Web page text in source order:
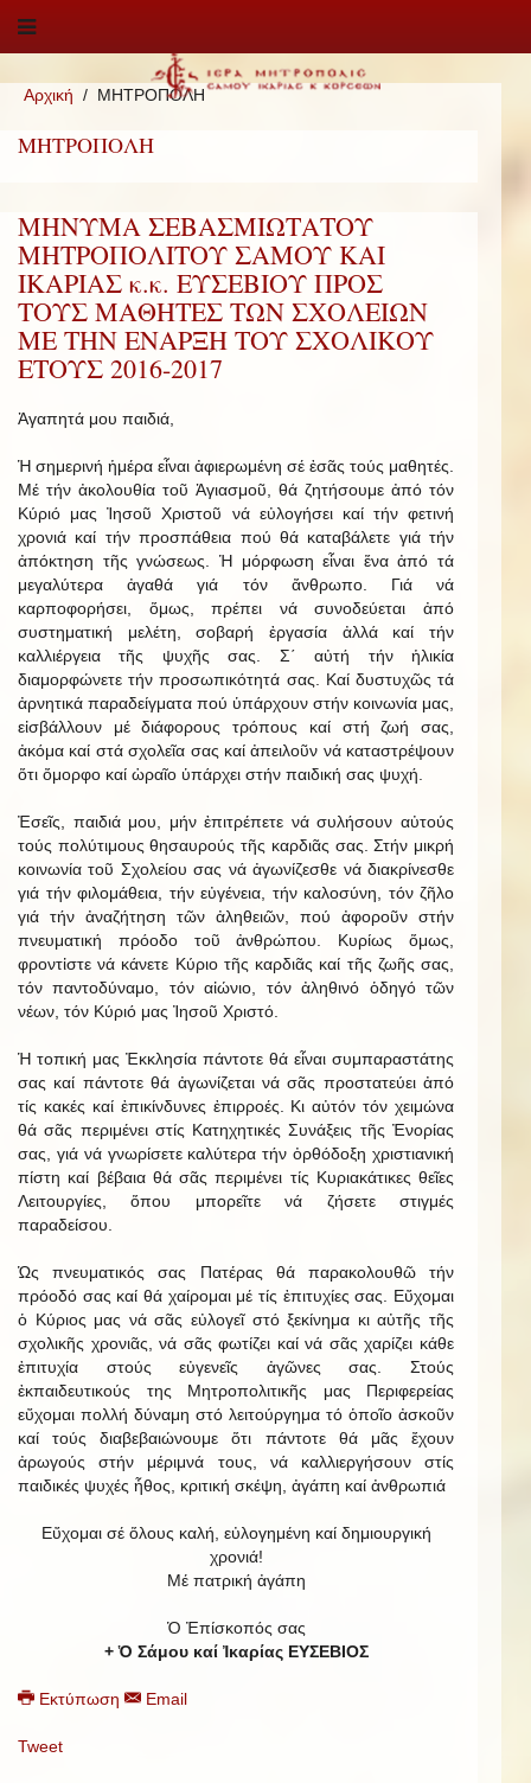
Αρχική ΜΗΤΡΟΠΟΛΗ
ΜΗΤΡΟΠΟΛΗ
ΜΗΝΥΜΑ ΣΕΒΑΣΜΙΩΤΑΤΟΥ
ΜΗΤΡΟΠΟΛΙΤΟΥ ΣΑΜΟΥ ΚΑΙ
ΙΚΑΡΙΑΣ κ.κ. ΕΥΣΕΒΙΟΥ ΠΡΟΣ
ΤΟΥΣ ΜΑΘΗΤΕΣ ΤΩΝ ΣΧΟΛΕΙΩΝ
ΜΕ ΤΗΝ ΕΝΑΡΞΗ ΤΟΥ ΣΧΟΛΙΚΟΥ
ΕΤΟΥΣ 2016-2017
Ἀγαπητά μου παιδιά,
Ἡ σημερινή ἡμέρα εἶναι ἀφιερωμένη σέ ἐσᾶς τούς μαθητές.
Μέ τήν ἀκολουθία τοῦ Ἁγιασμοῦ, θά ζητήσουμε ἀπό τόν
Κύριό μας Ἰησοῦ Χριστοῦ νά εὐλογήσει καί τήν φετινή
χρονιά καί τήν προσπάθεια πού θά καταβάλετε γιά τήν
ἀπόκτηση τῆς γνώσεως. Ἡ μόρφωση εἶναι ἕνα ἀπό τά
μεγαλύτερα ἀγαθά γιά τόν ἄνθρωπο. Γιά νά
καρποφορήσει, ὅμως, πρέπει νά συνοδεύεται ἀπό
συστηματική μελέτη, σοβαρή ἐργασία ἀλλά καί τήν
καλλιέργεια τῆς ψυχῆς σας. Σ΄ αὐτή τήν ἡλικία
διαμορφώνετε τήν προσωπικότητά σας. Καί δυστυχῶς τά
ἀρνητικά παραδείγματα πού ὑπάρχουν στήν κοινωνία μας,
εἰσβάλλουν μέ διάφορους τρόπους καί στή ζωή σας,
ἀκόμα καί στά σχολεῖα σας καί ἀπειλοῦν νά καταστρέψουν
ὅτι ὄμορφο καί ὡραῖο ὑπάρχει στήν παιδική σας ψυχή.
Ἐσεῖς, παιδιά μου, μήν ἐπιτρέπετε νά συλήσουν αὐτούς
τούς πολύτιμους θησαυρούς τῆς καρδιᾶς σας. Στήν μικρή
κοινωνία τοῦ Σχολείου σας νά ἀγωνίζεσθε νά διακρίνεσθε
γιά τήν φιλομάθεια, τήν εὐγένεια, τήν καλοσύνη, τόν ζῆλο
γιά τήν ἀναζήτηση τῶν ἀληθειῶν, πού ἀφοροῦν στήν
πνευματική πρόοδο τοῦ ἀνθρώπου. Κυρίως ὅμως,
φροντἰστε νά κάνετε Κύριο τῆς καρδιᾶς καί τῆς ζωῆς σας,
τόν παντοδύναμο, τόν αἰώνιο, τόν ἀληθινό ὁδηγό τῶν
νέων, τόν Κύριό μας Ἰησοῦ Χριστό.
Ἡ τοπική μας Ἐκκλησία πάντοτε θά εἶναι συμπαραστάτης
σας καί πάντοτε θά ἀγωνίζεται νά σᾶς προστατεύει ἀπό
τίς κακές καί ἐπικίνδυνες ἐπιρροές. Κι αὐτόν τόν χειμώνα
θά σᾶς περιμένει στίς Κατηχητικές Συνάξεις τῆς Ἐνορίας
σας, γιά νά γνωρίσετε καλύτερα τήν ὀρθόδοξη χριστιανική
πίστη καί βέβαια θά σᾶς περιμένει τίς Κυριακάτικες θεῖες
Λειτουργίες, ὅπου μπορεῖτε νά ζήσετε στιγμές
παραδείσου.
Ὡς πνευματικός σας Πατέρας θά παρακολουθῶ τήν
πρόοδό σας καί θά χαίρομαι μέ τίς ἐπιτυχίες σας. Εὔχομαι
ὁ Κύριος μας νά σᾶς εὐλογεῖ στό ξεκίνημα κι αὐτῆς τῆς
σχολικῆς χρονιᾶς, νά σᾶς φωτίζει καί νά σᾶς χαρίζει κάθε
ἐπιτυχία στούς εὐγενεῖς ἀγῶνες σας. Στούς
ἐκπαιδευτικούς της Μητροπολιτικῆς μας Περιφερείας
εὔχομαι πολλή δύναμη στό λειτούργημα τό ὁποῖο ἀσκοῦν
καί τούς διαβεβαιώνουμε ὅτι πάντοτε θά μᾶς ἔχουν
ἀρωγούς στήν μέριμνά τους, νά καλλιεργήσουν στίς
παιδικές ψυχές ἦθος, κριτική σκέψη, ἀγάπη καί ἀνθρωπιά
Εὔχομαι σέ ὅλους καλή, εὐλογημένη καί δημιουργική
χρονιά!
Μέ πατρική ἀγάπη
Ὁ Ἐπίσκοπός σας
+ Ὁ Σάμου καί Ἰκαρίας ΕΥΣΕΒΙΟΣ
Εκτύπωση Email
Tweet